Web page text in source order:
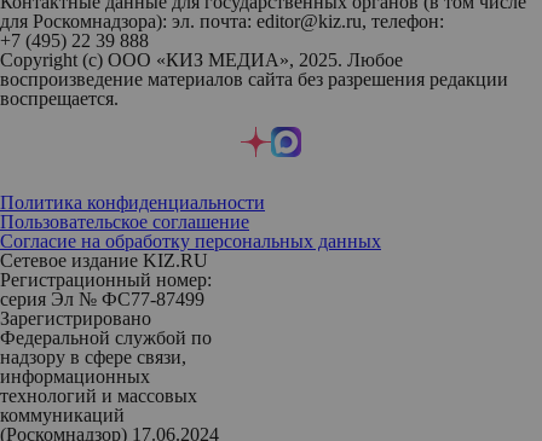
для Роскомнадзора): эл. почта: editor@kiz.ru, телефон:
+7 (495) 22 39 888
Copyright (с) ООО «КИЗ МЕДИА», 2025. Любое
воспроизведение материалов сайта без разрешения редакции
воспрещается.
Политика конфиденциальности
Пользовательское соглашение
Согласие на обработку персональных данных
Сетевое издание KIZ.RU
Регистрационный номер:
серия Эл № ФС77-87499
Зарегистрировано
Федеральной службой по
надзору в сфере связи,
информационных
технологий и массовых
коммуникаций
(Роскомнадзор) 17.06.2024